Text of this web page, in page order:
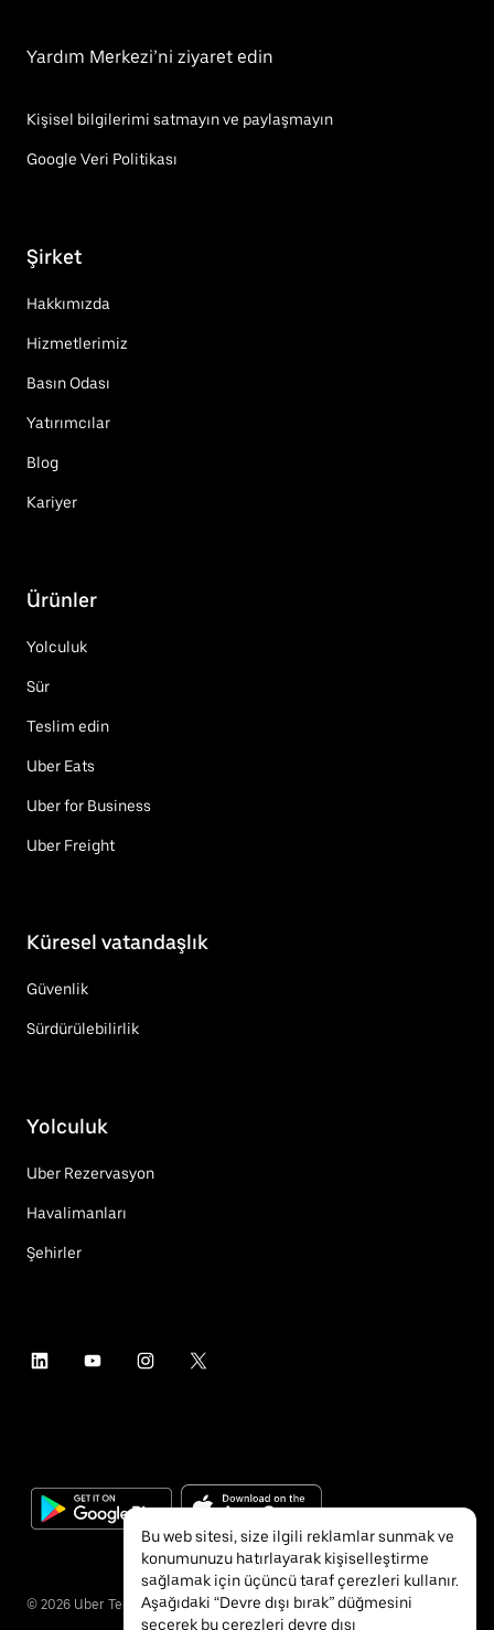
Yardım Merkezi’ni ziyaret edin
Kişisel bilgilerimi satmayın ve paylaşmayın
Google Veri Politikası
Şirket
Hakkımızda
Hizmetlerimiz
Basın Odası
Yatırımcılar
Blog
Kariyer
Ürünler
Yolculuk
Sür
Teslim edin
Uber Eats
Uber for Business
Uber Freight
Küresel vatandaşlık
Güvenlik
Sürdürülebilirlik
Yolculuk
Uber Rezervasyon
Havalimanları
Şehirler
© 2026 Uber Technologies Inc.
Bu web sitesi, size ilgili reklamlar sunmak ve
konumunuzu hatırlayarak kişiselleştirme
sağlamak için üçüncü taraf çerezleri kullanır.
Aşağıdaki “Devre dışı bırak” düğmesini
seçerek bu çerezleri devre dışı